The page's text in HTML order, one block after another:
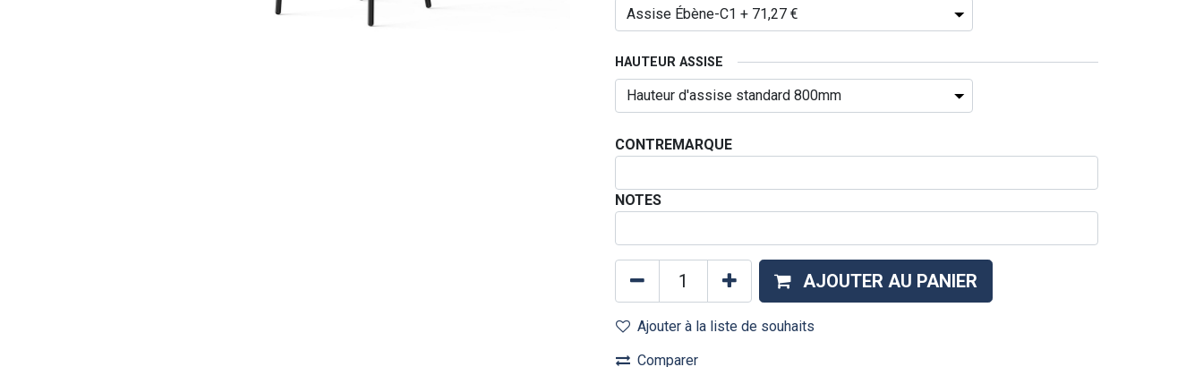
HAUTEUR ASSISE
CONTREMARQUE
NOTES
AJOUTER AU PANIER
Ajouter à la liste de souhaits
Comparer